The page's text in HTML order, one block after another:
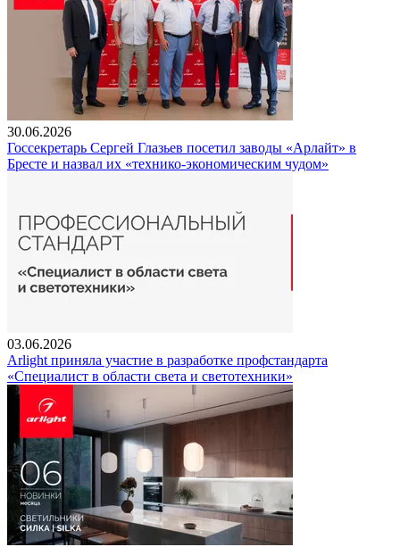
30.06.2026
Госсекретарь Сергей Глазьев посетил заводы «Арлайт» в
Бресте и назвал их «технико-экономическим чудом»
03.06.2026
Arlight приняла участие в разработке профстандарта
«Специалист в области света и светотехники»